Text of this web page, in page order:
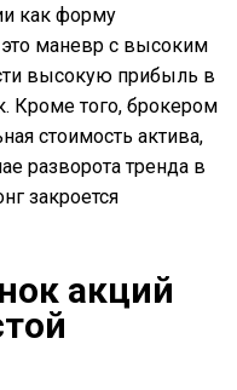
как форму
маневр с высоким
высокую прибыль в
Кроме того, брокером
стоимость актива,
разворота тренда в
закроется
акций